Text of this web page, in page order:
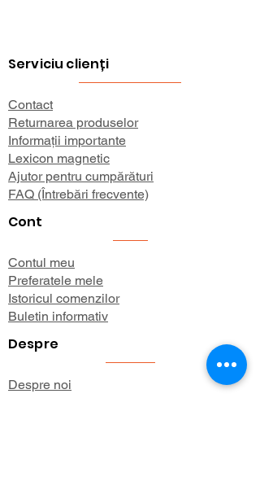
Serviciu clienți
Contact
Returnarea produselor
Informații importante
Lexicon magnetic
Ajutor pentru cumpărături
FAQ (Întrebări frecvente)
Cont
Contul meu
Preferatele mele
Istoricul comenzilor
Buletin informativ
Despre
Despre noi